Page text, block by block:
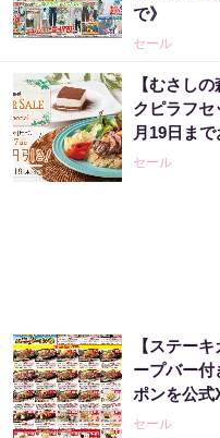
で》
セール
【むさし
クピラフセ
月19日まで
セール
【ステー
ープバー付
ポンを公式
セール